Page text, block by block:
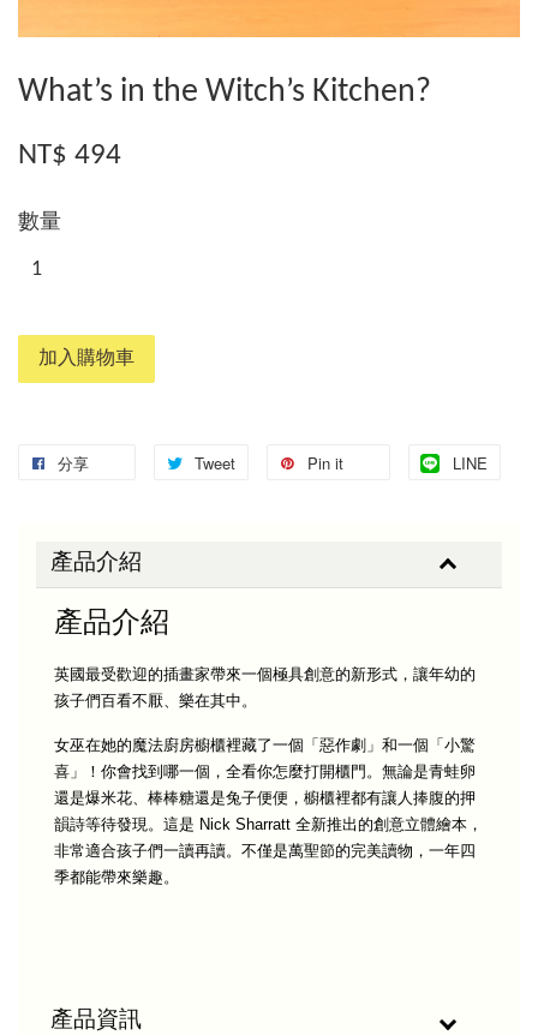
What’s in the Witch’s Kitchen?
NT$ 494
數量
加入購物車
分享 Tweet Pin it LINE
產品介紹
產品介紹
英國最受歡迎的插畫家帶來一個極具創意的新形式，讓年幼的
孩子們百看不厭、樂在其中。
女巫在她的魔法廚房櫥櫃裡藏了一個「惡作劇」和一個「小驚
喜」！你會找到哪一個，全看你怎麼打開櫃門。無論是青蛙卵
還是爆米花、棒棒糖還是兔子便便，櫥櫃裡都有讓人捧腹的押
韻詩等待發現。這是 Nick Sharratt 全新推出的創意立體繪本，
非常適合孩子們一讀再讀。不僅是萬聖節的完美讀物，一年四
季都能帶來樂趣。
產品資訊